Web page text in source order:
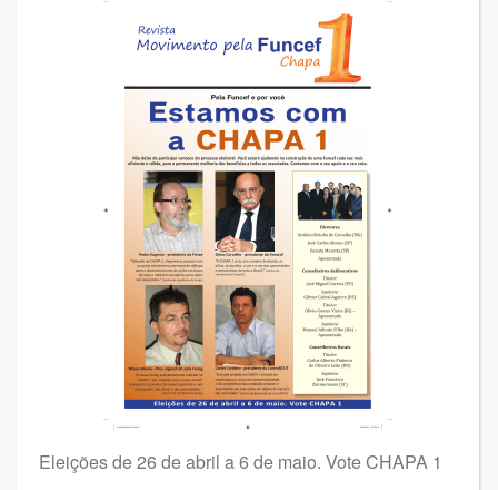
Eleições de 26 de abril a 6 de maio. Vote CHAPA 1